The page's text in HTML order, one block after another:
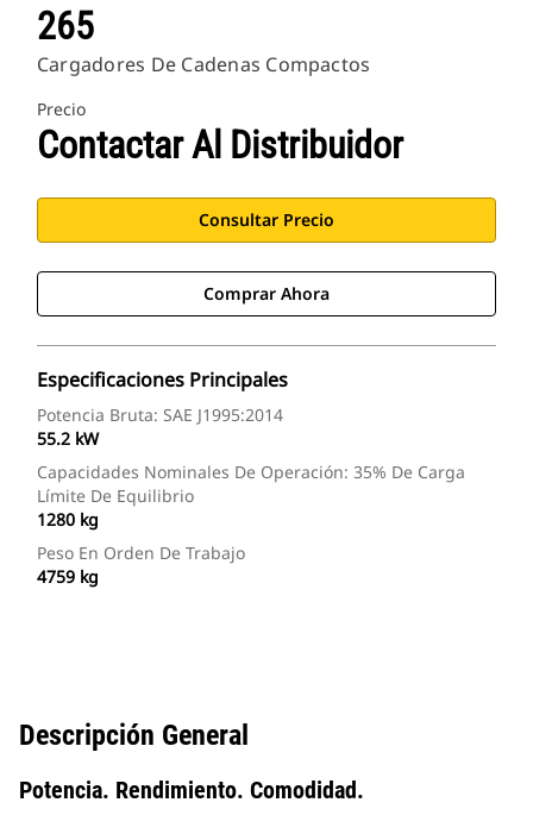
265
Cargadores De Cadenas Compactos
Precio
Contactar Al Distribuidor
Consultar Precio
Comprar Ahora
Especificaciones Principales
Potencia Bruta: SAE J1995:2014
55.2 kW
Capacidades Nominales De Operación: 35% De Carga
Límite De Equilibrio
1280 kg
Peso En Orden De Trabajo
4759 kg
Descripción General
Potencia. Rendimiento. Comodidad.